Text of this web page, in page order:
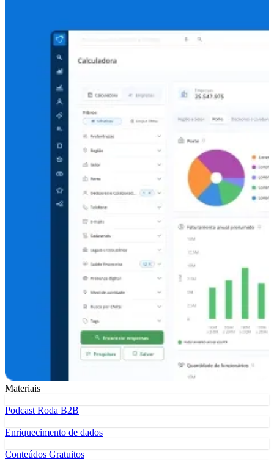
Materiais
Podcast Roda B2B
Enriquecimento de dados
Conteúdos Gratuitos